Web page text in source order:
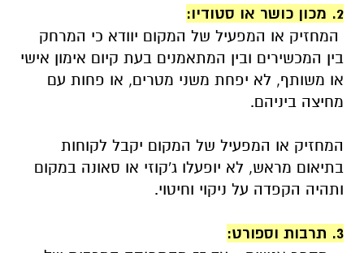
2. מכון כושר או סטודיו:
המחזיק או המפעיל של המקום יוודא כי המרחק
בין המכשירים ובין המתאמנים בעת קיום אימון אישי
או משותף, לא יפחת משני מטרים, או פחות עם
מחיצה ביניהם.
המחזיק או המפעיל של המקום יקבל לקוחות
בתיאום מראש, לא יופעלו ג'קוזי או סאונה במקום
ותהיה הקפדה על ניקוי וחיטוי.
3. תרבות וספורט: